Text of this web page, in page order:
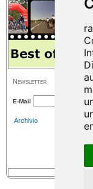
Newsletter
E-Mail
Archivio